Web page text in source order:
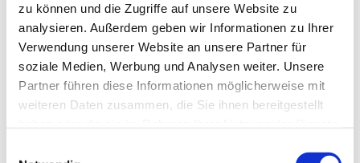
zu können und die Zugriffe auf unsere Website zu
analysieren. Außerdem geben wir Informationen zu Ihrer
Verwendung unserer Website an unsere Partner für
soziale Medien, Werbung und Analysen weiter. Unsere
Partner führen diese Informationen möglicherweise mit
weiteren Daten zusammen, die Sie ihnen bereitgestellt